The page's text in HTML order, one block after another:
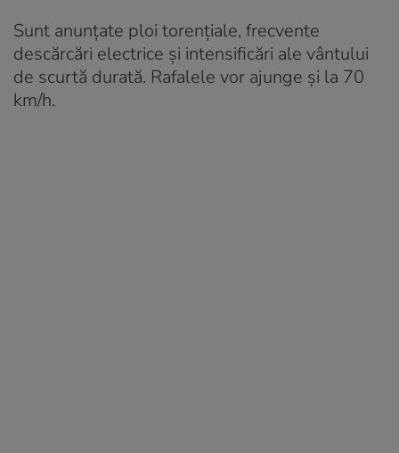
Sunt anunțate ploi torențiale, frecvente
descărcări electrice și intensificări ale vântului
de scurtă durată. Rafalele vor ajunge și la 70
km/h.